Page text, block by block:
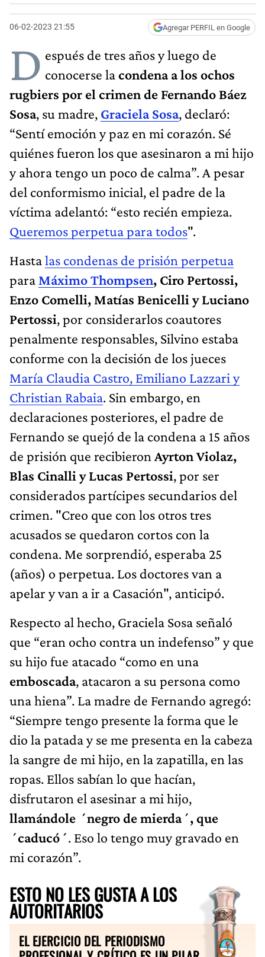
06-02-2023 21:55 Agregar PERFIL en Google
D espués de tres años y luego de
conocerse lacondena a los ochos
rugbiers por el crimen de Fernando Báez
Sosa, su madre, Graciela Sosa, declaró:
“Sentí emoción y paz en mi corazón. Sé
quiénes fueron los que asesinaron a mi hijo
y ahora tengo un poco de calma”. A pesar
del conformismo inicial, el padre de la
víctima adelantó: “esto recién empieza.
Queremos perpetua para todos".
Hastalas condenas de prisión perpetua
para Máximo Thompsen, Ciro Pertossi,
Enzo Comelli, Matías Benicelli y Luciano
Pertossi, por considerarlos coautores
penalmente responsables, Silvino estaba
conforme con la decisión de los jueces
María Claudia Castro, Emiliano Lazzari y
Christian Rabaia. Sin embargo, en
declaraciones posteriores, el padre de
Fernando se quejó de la condena a 15 años
de prisión que recibieron Ayrton Violaz,
Blas Cinalli y Lucas Pertossi, por ser
considerados partícipes secundarios del
crimen. "Creo que con los otros tres
acusados se quedaron cortos con la
condena. Me sorprendió, esperaba 25
(años) o perpetua. Los doctores van a
apelar y van a ir a Casación", anticipó.
Respecto al hecho, Graciela Sosa señaló
que “eran ocho contra un indefenso” y que
su hijo fue atacado “como en una
emboscada, atacaron a su persona como
una hiena”. La madre de Fernando agregó:
“Siempre tengo presente la forma que le
dio la patada y se me presenta en la cabeza
la sangre de mi hijo, en la zapatilla, en las
ropas. Ellos sabían lo que hacían,
disfrutaron el asesinar a mi hijo,
llamándole ´negro de mierda´, que
´caducó´. Eso lo tengo muy gravado en
mi corazón”.
ESTO NO LES GUSTA A LOS
AUTORITARIOS
EL EJERCICIO DEL PERIODISMO